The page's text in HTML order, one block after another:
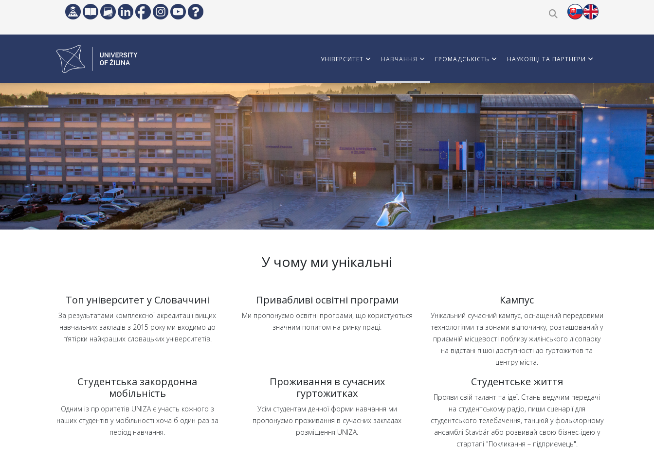
УНІВЕРСИТЕТ НАВЧАННЯ ГРОМАДСЬКІСТЬ НАУКОВЦІ ТА ПАРТНЕРИ
У чому ми унікальні
Топ університет у Словаччині
За результатами комплексної акредитації вищих
навчальних закладів з 2015 року ми входимо до
п’ятірки найкращих словацьких університетів.
Привабливі освітні програми
Ми пропонуємо освітні програми, що користуються
значним попитом на ринку праці.
Кампус
Унікальний сучасний кампус, оснащений передовими
технологіями та зонами відпочинку, розташований у
приємній місцевості поблизу жилінського лісопарку
на відстані пішої доступності до гуртожитків та
центру міста.
Студентська закордонна
мобільність
Одним із пріоритетів UNIZA є участь кожного з
наших студентів у мобільності хоча б один раз за
період навчання.
Проживання в сучасних
гуртожитках
Усім студентам денної форми навчання ми
пропонуємо проживання в сучасних закладах
розміщення UNIZA.
Студентське життя
Прояви свій талант та ідеї. Стань ведучим передачі
на студентському радіо, пиши сценарії для
студентського телебачення, танцюй у фольклорному
ансамблі Stavbár або розвивай свою бізнес-ідею у
стартапі "Покликання – підприємець".